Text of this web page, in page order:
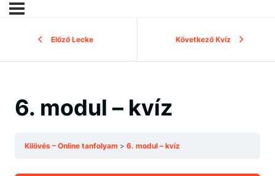
Előző Lecke Következő Kvíz
6. modul – kvíz
Kilövés – Online tanfolyam 6. modul – kvíz